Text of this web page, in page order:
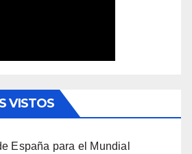
VISTOS
España para el Mundial